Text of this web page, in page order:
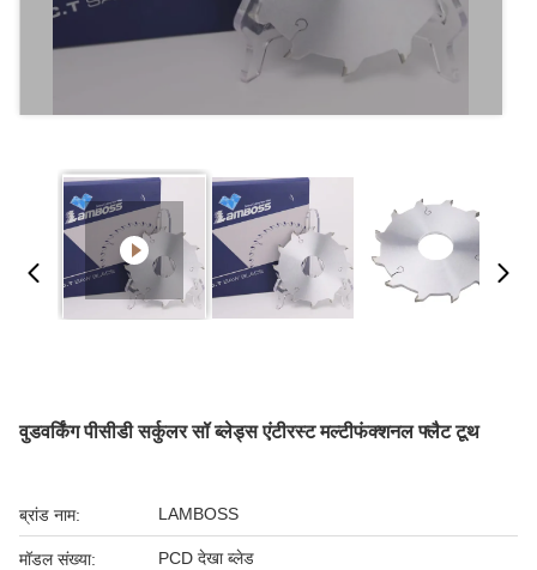
वुडवर्किंग पीसीडी सर्कुलर सॉ ब्लेड्स एंटीरस्ट मल्टीफंक्शनल फ्लैट टूथ
ब्रांड नाम: LAMBOSS
मॉडल संख्या: PCD देखा ब्लेड